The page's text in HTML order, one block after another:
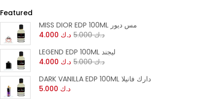
Featured
MISS DIOR EDP 100ML مس ديور
د.ك
د.ك5.000
LEGEND EDP 100ML ليجند
د.ك
د.ك5.000
DARK VANILLA EDP 100ML دارك فانيلا
د.ك